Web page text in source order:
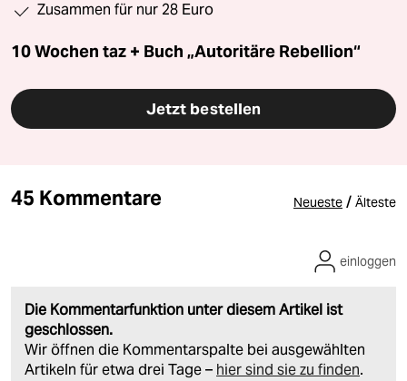
Zusammen für nur 28 Euro
10 Wochen taz + Buch „Autoritäre Rebellion“
Jetzt bestellen
45 Kommentare Neueste / Älteste
Die Kommentarfunktion unter diesem Artikel ist
geschlossen.
Wir öffnen die Kommentarspalte bei ausgewählten
Artikeln für etwa drei Tage – hier sind sie zu finden.
einloggen